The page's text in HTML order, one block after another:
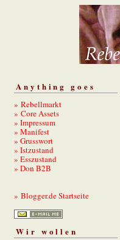
Anything goes
» Rebellmarkt
» Core Assets
» Impressum
» Manifest
» Grusswort
» Istzustand
» Esszustand
» Don B2B
» Blogger.de Startseite
Wir wollen